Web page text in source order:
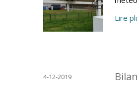
Lire
4-12-2019